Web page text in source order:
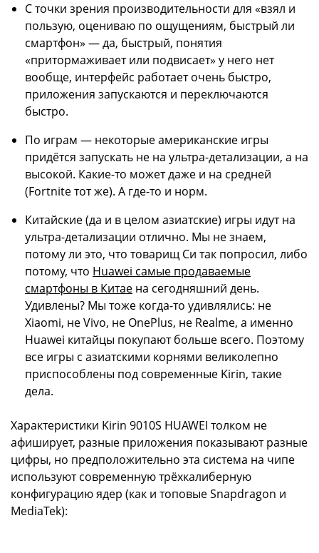
С точки зрения производительности для «взял и
пользую, оцениваю по ощущениям, быстрый ли
смартфон» — да, быстрый, понятия
«притормаживает или подвисает» у него нет
вообще, интерфейс работает очень быстро,
приложения запускаются и переключаются
быстро.
По играм — некоторые американские игры
придётся запускать не на ультра-детализации, а на
высокой. Какие-то может даже и на средней
(Fortnite тот же). А где-то и норм.
Китайские (да и в целом азиатские) игры идут на
ультра-детализации отлично. Мы не знаем,
потому ли это, что товарищ Си так попросил, либо
потому, что Huawei самые продаваемые
смартфоны в Китае на сегодняшний день.
Удивлены? Мы тоже когда-то удивлялись: не
Xiaomi, не Vivo, не OnePlus, не Realme, а именно
Huawei китайцы покупают больше всего. Поэтому
все игры с азиатскими корнями великолепно
приспособлены под современные Kirin, такие
дела.
Характеристики Kirin 9010S HUAWEI толком не
афиширует, разные приложения показывают разные
цифры, но предположительно эта система на чипе
используют современную трёхкалиберную
конфигурацию ядер (как и топовые Snapdragon и
MediaTek):